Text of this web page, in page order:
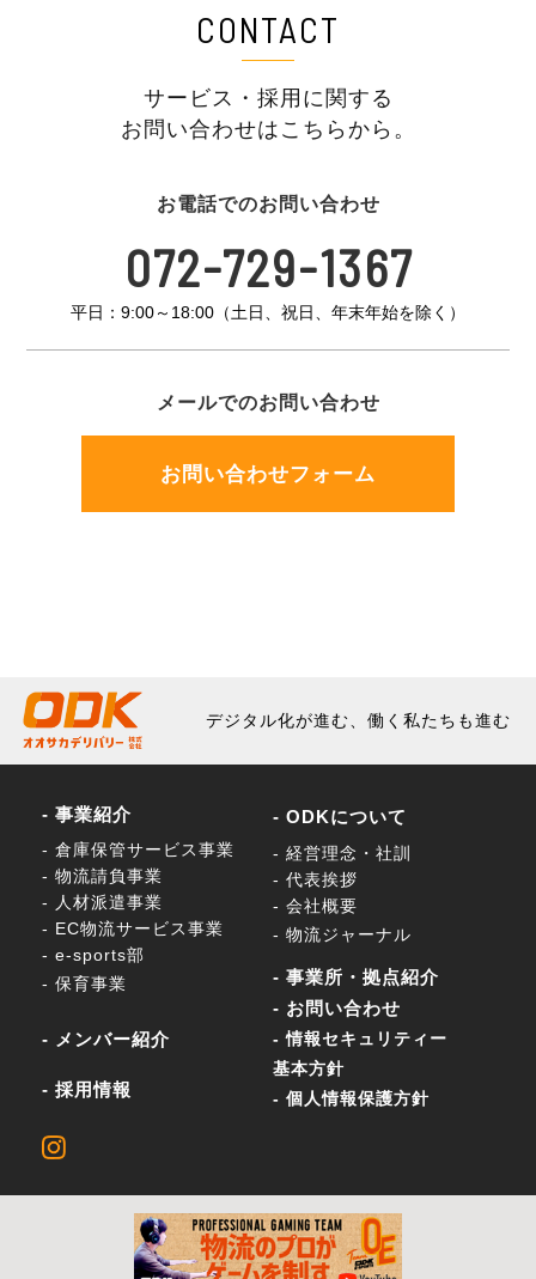
CONTACT
サービス・採用に関する
お問い合わせはこちらから。
お電話でのお問い合わせ
072-729-1367
平日：9:00～18:00（土日、祝日、年末年始を除く）
メールでのお問い合わせ
お問い合わせフォーム
デジタル化が進む、働く私たちも進む
- 事業紹介
- 倉庫保管サービス事業
- 物流請負事業
- 人材派遣事業
- EC物流サービス事業
- e-sports部
- 保育事業
- メンバー紹介
- 採用情報
- ODKについて
- 経営理念・社訓
- 代表挨拶
- 会社概要
- 物流ジャーナル
- 事業所・拠点紹介
- お問い合わせ
- 情報セキュリティー
基本方針
- 個人情報保護方針